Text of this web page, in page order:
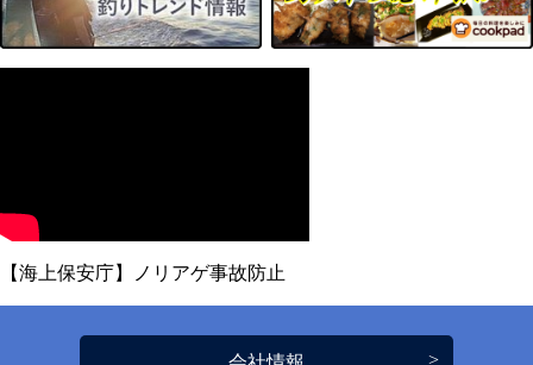
【海上保安庁】ノリアゲ事故防止